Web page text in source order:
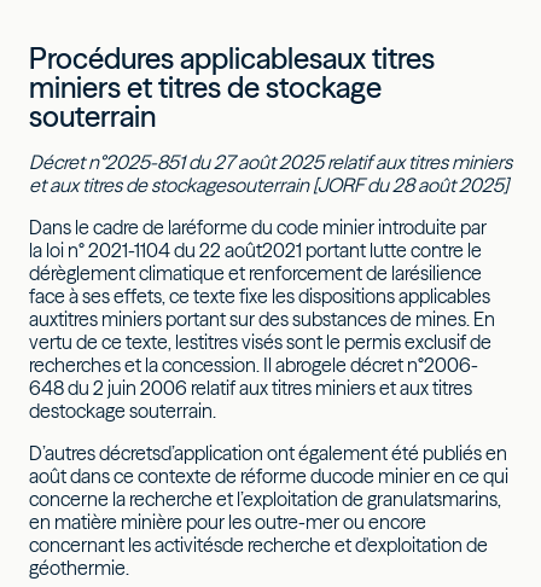
Procédures applicablesaux titres
miniers et titres de stockage
souterrain
Décret n°2025-851 du 27 août 2025 relatif aux titres miniers
et aux titres de stockagesouterrain [JORF du 28 août 2025]
Dans le cadre de laréforme du code minier introduite par
la loi n° 2021-1104 du 22 août2021 portant lutte contre le
dérèglement climatique et renforcement de larésilience
face à ses effets, ce texte fixe les dispositions applicables
auxtitres miniers portant sur des substances de mines. En
vertu de ce texte, lestitres visés sont le permis exclusif de
recherches et la concession. Il abrogele décret n°2006-
648 du 2 juin 2006 relatif aux titres miniers et aux titres
destockage souterrain.
D’autres décretsd’application ont également été publiés en
août dans ce contexte de réforme ducode minier en ce qui
concerne la recherche et l’exploitation de granulatsmarins,
en matière minière pour les outre-mer ou encore
concernant les activitésde recherche et d'exploitation de
géothermie.